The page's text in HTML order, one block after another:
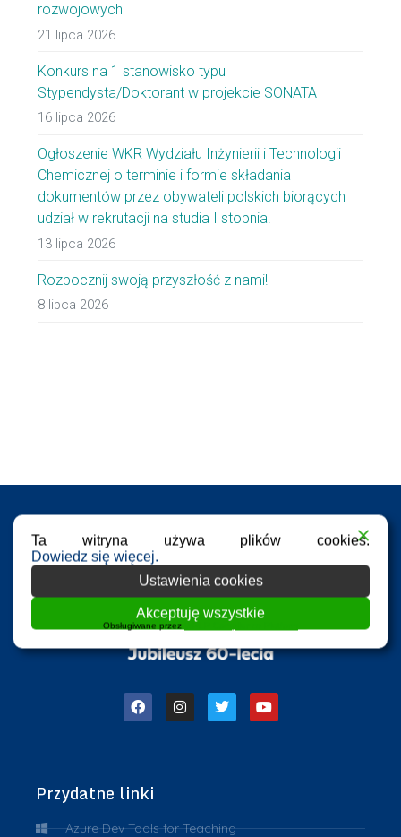
rozwojowych
21 lipca 2026
Konkurs na 1 stanowisko typu
Stypendysta/Doktorant w projekcie SONATA
16 lipca 2026
Ogłoszenie WKR Wydziału Inżynierii i Technologii
Chemicznej o terminie i formie składania
dokumentów przez obywateli polskich biorących
udział w rekrutacji na studia I stopnia.
13 lipca 2026
Rozpocznij swoją przyszłość z nami!
8 lipca 2026
Przydatne linki
Azure Dev Tools for Teaching
Ta witryna używa plików cookies.
Dowiedz się więcej.
Ustawienia cookies
Akceptuję wszystkie
Obsługiwane przez